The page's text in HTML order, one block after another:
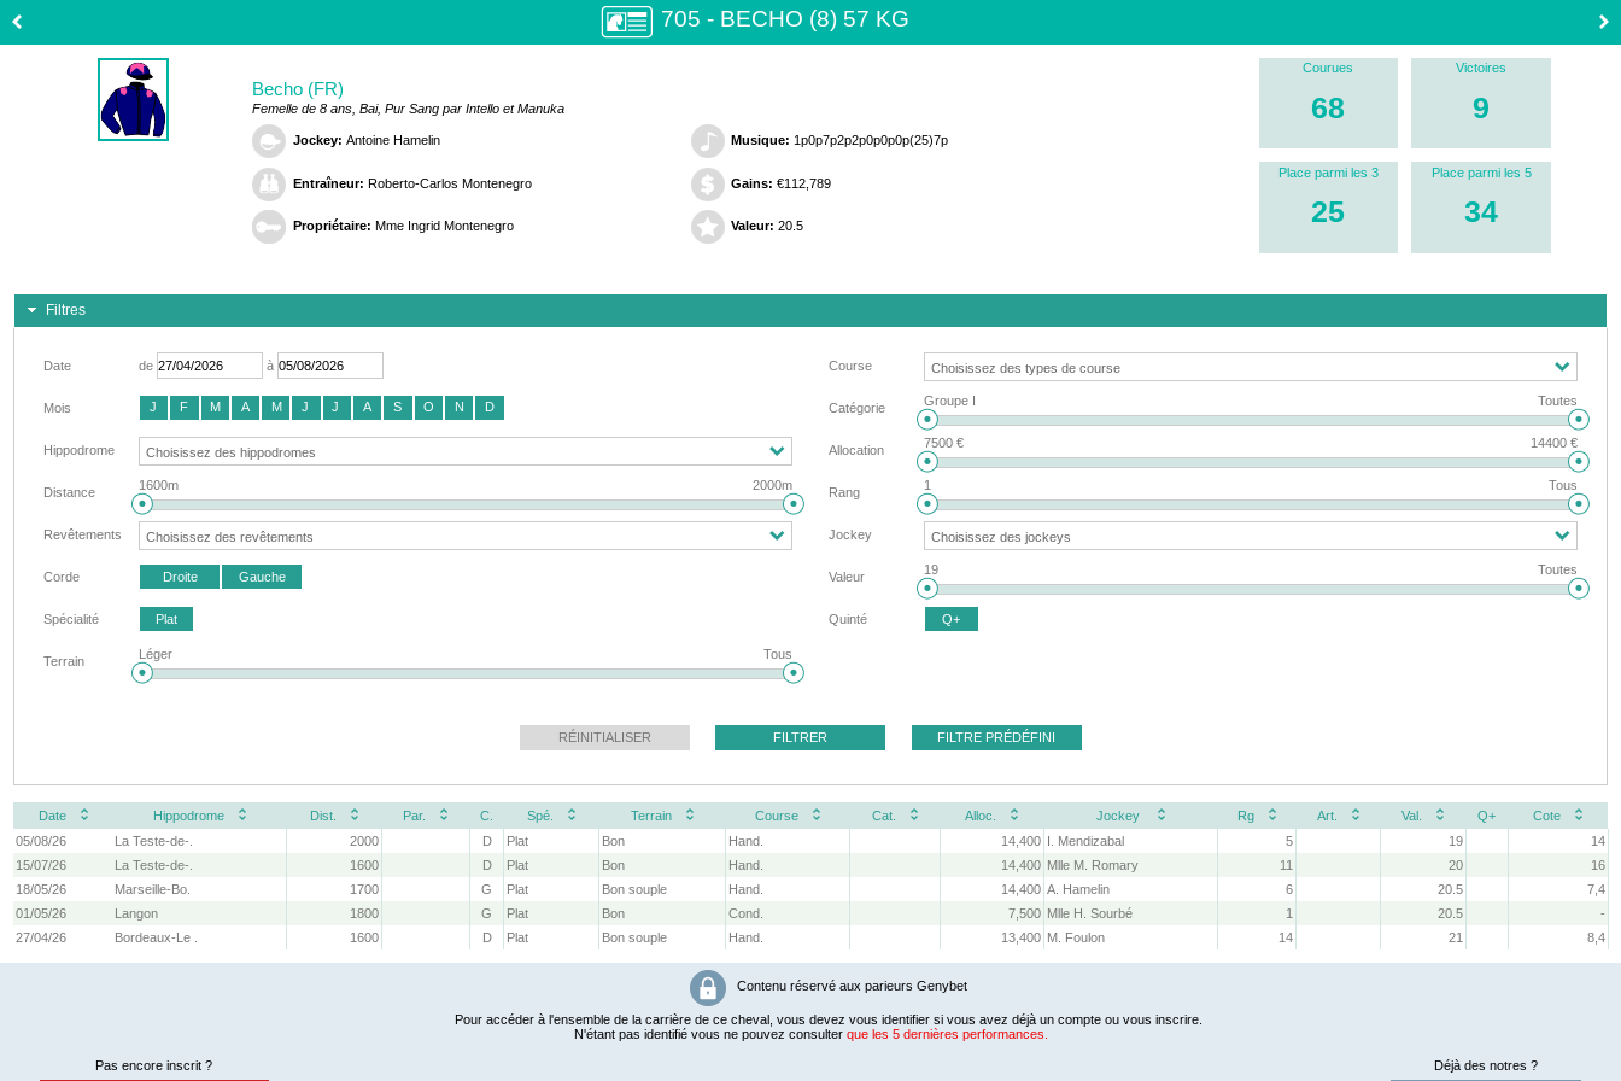
705 - BECHO (8) 57 KG
Becho (FR)
Femelle de 8 ans, Bai, Pur Sang par Intello et Manuka
Jockey: Antoine Hamelin
Entraîneur: Roberto-Carlos Montenegro
Propriétaire: Mme Ingrid Montenegro
Musique: 1p0p7p2p2p0p0p0p(25)7p
Gains: €112,789
Valeur: 20.5
Courues
68
Victoires
9
Place parmi les 3
25
Place parmi les 5
34
Filtres
Date de à
Mois J F M A M J J A S O N D
Hippodrome
Distance 1600m 2000m
Revêtements
Corde Droite Gauche
Spécialité Plat
Terrain Léger Tous
Course
Catégorie Groupe I Toutes
Allocation 7500 € 14400 €
Rang 1 Tous
Jockey
Valeur 19 Toutes
Quinté Q+
RÉINITIALISER FILTRER FILTRE PRÉDÉFINI
Date Hippodrome Dist. Par. C. Spé. Terrain Course Cat. Alloc. Jockey Rg Art. Val. Q+
Cote
05/08/26
La Teste-de-. 2000 D Plat Bon Hand. 14,400 I. Mendizabal 5 19
14
15/07/26
La Teste-de-. 1600 D Plat Bon Hand. 14,400 Mlle M. Romary 11 20
16
18/05/26
Marseille-Bo. 1700 G Plat Bon souple Hand. 14,400 A. Hamelin 6 20.5
7,4
01/05/26
Langon 1800 G Plat Bon Cond. 7,500 Mlle H. Sourbé 1 20.5
-
27/04/26
Bordeaux-Le . 1600 D Plat Bon souple Hand. 13,400 M. Foulon 14 21 8,4
Contenu réservé aux parieurs Genybet
Pour accéder à l'ensemble de la carrière de ce cheval, vous devez vous identifier si vous avez déjà un compte ou vous inscrire.
N'étant pas identifié vous ne pouvez consulter que les 5 dernières performances.
Déjà des notres ?
Pas encore inscrit ?